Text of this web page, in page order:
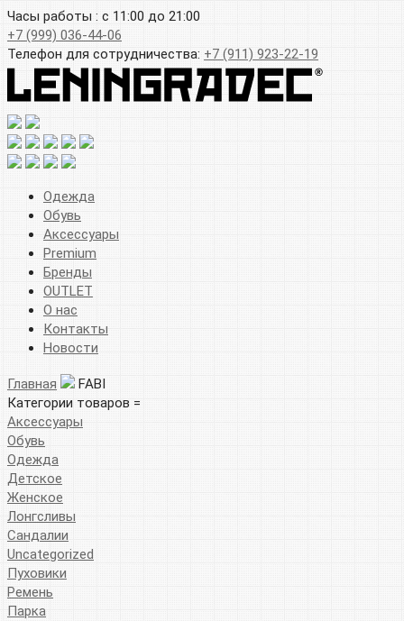
Часы работы : с 11:00 до 21:00
+7 (999) 036-44-06
Телефон для сотрудничества: +7 (911) 923-22-19
Одежда
Обувь
Аксессуары
Premium
Бренды
OUTLET
О нас
Контакты
Новости
Главная
FABI
Категории товаров =
Аксессуары
Обувь
Одежда
Детское
Женское
Лонгсливы
Сандалии
Uncategorized
Пуховики
Ремень
Парка